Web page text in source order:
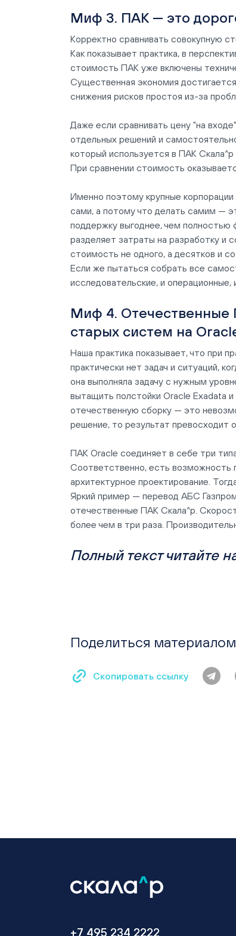
Миф 3. ПАК — это
Корректно сравнивать совокупную
Как показывает практика, в
стоимость ПАК уже включены
Существенная экономия
снижения рисков простоя из-за
Даже если сравнивать цену "на
отдельных решений и
который используется в ПАК
При сравнении стоимость
Именно поэтому крупные
сами, а потому что делать самим —
поддержку выгоднее, чем полностью
разделяет затраты на разработку и
стоимость не одного, а десятков и
Если же пытаться собрать все
исследовательские, и операционные,
Миф 4. Отечественные
старых систем на
Наша практика показывает, что при
практически нет задач и ситуаций,
она выполняла задачу с нужным
вытащить полстойки Oracle Exadata
отечественную сборку — это
решение, то результат превосходит
ПАК Oracle соединяет в себе три
Соответственно, есть возможность
архитектурное проектирование.
Яркий пример — перевод АБС
отечественные ПАК Скала^р.
более чем в три раза.
Полный текст читайте
Поделиться материалом
Скопировать ссылку
+7 495 234 2222